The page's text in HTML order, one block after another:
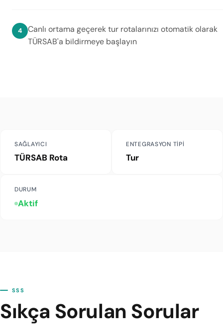
Canlı ortama geçerek tur rotalarınızı otomatik olarak
TÜRSAB'a bildirmeye başlayın
SAĞLAYICI
TÜRSAB Rota
ENTEGRASYON TIPI
Tur
DURUM
Aktif
SSS
Sıkça Sorulan Sorular